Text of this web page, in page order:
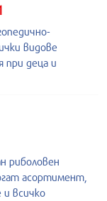
видове
при деца и
риболовен
асортимент,
и всичко